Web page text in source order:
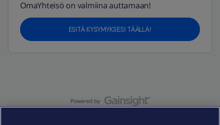
OmaYhteisö on valmiina auttamaan!
ESITÄ KYSYMYKSESI TÄÄLLÄ!